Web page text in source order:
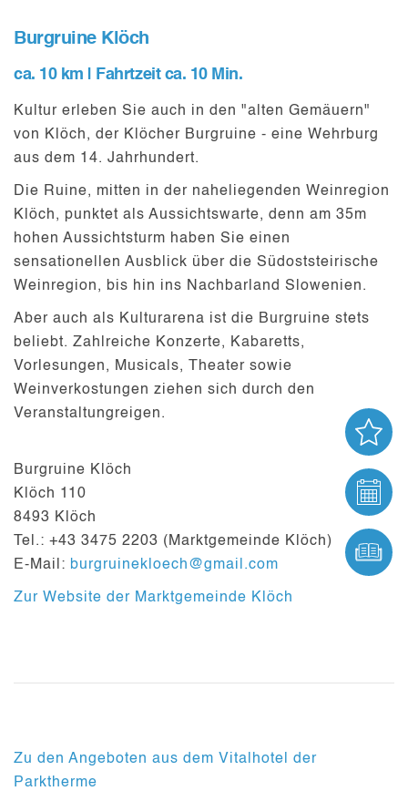
Burgruine Klöch
ca. 10 km | Fahrtzeit ca. 10 Min.
Kultur erleben Sie auch in den "alten Gemäuern"
von Klöch, der Klöcher Burgruine - eine Wehrburg
aus dem 14. Jahrhundert.
Die Ruine, mitten in der naheliegenden Weinregion
Klöch, punktet als Aussichtswarte, denn am 35m
hohen Aussichtsturm haben Sie einen
sensationellen Ausblick über die Südoststeirische
Weinregion, bis hin ins Nachbarland Slowenien.
Aber auch als Kulturarena ist die Burgruine stets
beliebt. Zahlreiche Konzerte, Kabaretts,
Vorlesungen, Musicals, Theater sowie
Weinverkostungen ziehen sich durch den
Veranstaltungreigen.
Burgruine Klöch
Klöch 110
8493 Klöch
Tel.: +43 3475 2203 (Marktgemeinde Klöch)
E-Mail: burgruinekloech@gmail.com
Zur Website der Marktgemeinde Klöch
Zu den Angeboten aus dem Vitalhotel der
Parktherme